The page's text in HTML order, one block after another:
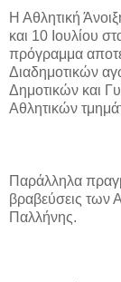
Η Αθλητική
και 10 Ιουλίου
πρόγραμμα
Διαδημοτικών
Δημοτικών και
Αθλητικών
Παράλληλα
βραβεύσεις των
Παλλήνης.